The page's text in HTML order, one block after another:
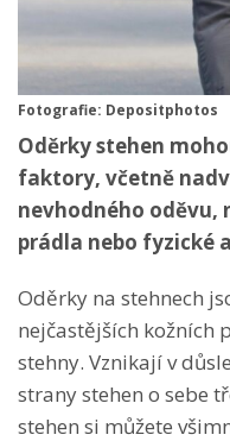
Fotografie: Depositphotos
Oděrky stehen
faktory, včetně
nevhodného oděvu,
prádla nebo fyzické
Oděrky na stehnech
nejčastějších kožních
stehny. Vznikají v
strany stehen o sebe
stehen si můžete